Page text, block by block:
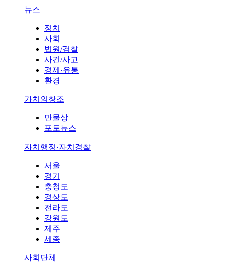
뉴스
정치
사회
법원/검찰
사건/사고
경제·유통
환경
가치의창조
만물상
포토뉴스
자치행정·자치경찰
서울
경기
충청도
경상도
전라도
강원도
제주
세종
사회단체